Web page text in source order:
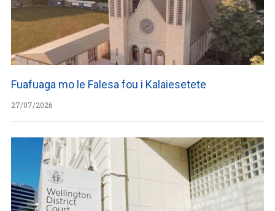
Fuafuaga mo le Falesa fou i Kalaiesetete
27/07/2026